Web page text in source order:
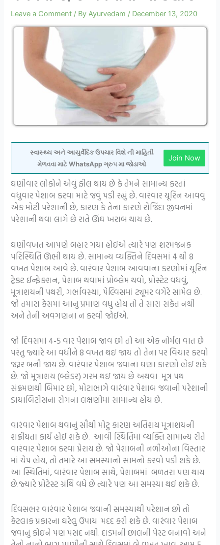
Leave a Comment / ByAyurvedam / December 13, 2020
સ્વાસ્થ્ય અને આયુર્વેદિક ઉપચાર વિશે ની માહિતી
મેળવવા માટે WhatsApp ગ્રુપ મા જોડાઓ
Join Now
ઘણીવાર લોકોને એવું ફીલ થાય છે કે તેમને સામાન્ય કરતાં
વધુવાર પેશાબ કરવા માટે જવું પડી રહ્યું છે. વારંવાર યૂરિન આવવું
એક મોટી પરેશાની છે, કારણ કે તેના કારણે રોજિંદા જીવનમાં
પરેશાની થવા લાગે છે રાતે ઊંઘ ખરાબ થાય છે.
ઘણીવખત આપણે બહાર ગયા હોઈએ ત્યારે પણ શરમજનક
પરિસ્થિતિ ઊભી થાય છે. સામાન્ય વ્યક્તિને દિવસમાં 4 થી 8
વખત પેશાબ આવે છે. વારંવાર પેશાબ આવવાના કરણોમાં યૂરિન
ટ્રેક્ટ ઈન્ફેક્શન, પેશાબ થવામાં પ્રોબ્લેમ થવો, પ્રોસ્ટેટ વધવું,
મૂત્રાશયની પથરી, ગર્ભાવસ્થા, પેલ્વિસમાં ટ્યૂમર વગેરે સામેલ છે.
જો તમારા કેસમાં આનુ પ્રમાણ વધુ હોય તો તે સારા સંકેત નથી
અને તેની અવગણના ન કરવી જોઈએ.
જો દિવસમાં 4-5 વાર પેશાબ જાવ છો તો આ એક નોર્મલ વાત છે
પરંતુ જ્યારે આ વધીને 8 વખત થઇ જાય તો તેના પર વિચાર કરવો
જરૂર બની જાય છે. વારંવાર પેશાબ જવાના ઘણા કારણો હોઇ શકે
છે. જો મૂત્રાશય (બ્લેડર) ગરમ થઇ જાય છે અથવા મૂત્ર પથ
સંક્રમણથી બિમાર છો, મોટાભાગે વારંવાર પેશાબ જવાની પરેશાની
ડાયાબિટીસના રોગના લક્ષણોમાં સામાન્ય હોય છે.
વારંવાર પેશાબ થવાનું સૌથી મોટુ કારણ અતિશય મૂત્રાશયની
શક્રીયતા કાર્ય હોઈ શકે છે. આવી સ્થિતિમાં વ્યક્તિ સામાન્ય રીતે
વારંવાર પેશાબ કરવા પ્રેરાય છે. જો પેશાબની નળીઓના વિસ્તાર
માં ચેપ હોય, તો તમારે આ સમસ્યાનો સામનો કરવો પડી શકે છે.
આ સ્થિતિમાં, વારંવાર પેશાબ સાથે, પેશાબમાં બળતરા પણ થાય
છે.જ્યારે પ્રોટેસ્ટ ગ્રંથિ વધે છે ત્યારે પણ આ સમસ્યા થઈ શકે છે.
દિવસભર વારંવાર પેશાબ જવાની સમસ્યાથી પરેશાન છો તો
કેટલાક પ્રકારના ઘરેલુ ઉપાય મદદ કરી શકે છે. વારંવાર પેશાબ
જવાનું કોઇને પણ પસંદ નથી. દાડમની છાલની પેસ્ટ બનાવો અને